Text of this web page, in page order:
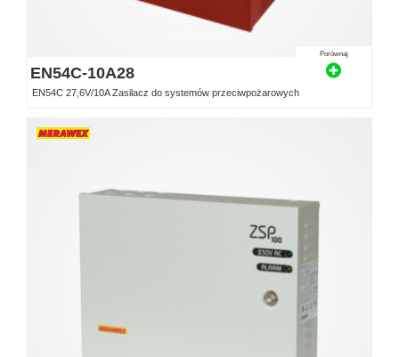
Porównaj
EN54C-10A28
EN54C 27,6V/10A Zasilacz do systemów przeciwpożarowych